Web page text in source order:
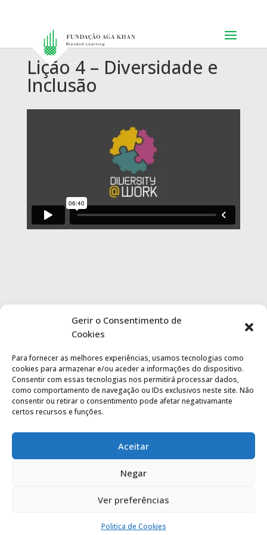
Gerir o Consentimento de
Cookies
Para fornecer as melhores experiências, usamos tecnologias como
cookies para armazenar e/ou aceder a informações do dispositivo.
Consentir com essas tecnologias nos permitirá processar dados,
como comportamento de navegação ou IDs exclusivos neste site. Não
consentir ou retirar o consentimento pode afetar negativamante
certos recursos e funções.
Aceitar
Negar
Ver preferências
Politica de Cookies
Lição 4 – Diversidade e
Inclusão
Politica de privacidade